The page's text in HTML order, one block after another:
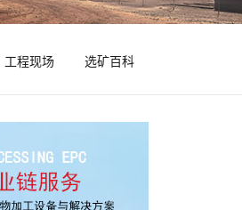
工程现场 选矿百科